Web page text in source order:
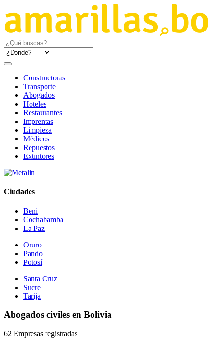
Constructoras
Transporte
Abogados
Hoteles
Restaurantes
Imprentas
Limpieza
Médicos
Repuestos
Extintores
Ciudades
Beni
Cochabamba
La Paz
Oruro
Pando
Potosí
Santa Cruz
Sucre
Tarija
Abogados civiles en Bolivia
62 Empresas registradas